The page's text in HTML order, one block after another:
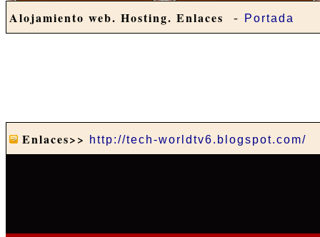
Alojamiento web. Hosting. Enlaces - Portada
Enlaces>> http://tech-worldtv6.blogspot.com/